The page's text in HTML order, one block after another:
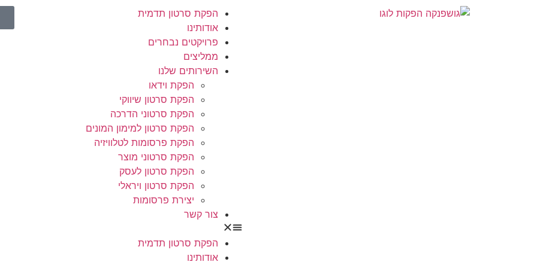
הפקת סרטון תדמית
אודותינו
פרויקטים נבחרים
ממליצים
השירותים שלנו
הפקת וידאו
הפקת סרטון שיווקי
הפקת סרטוני הדרכה
הפקת סרטון למימון המונים
הפקת פרסומות לטלוויזיה
הפקת סרטוני מוצר
הפקת סרטון לעסק
הפקת סרטון ויראלי
יצירת פרסומות
צור קשר
הפקת סרטון תדמית
אודותינו